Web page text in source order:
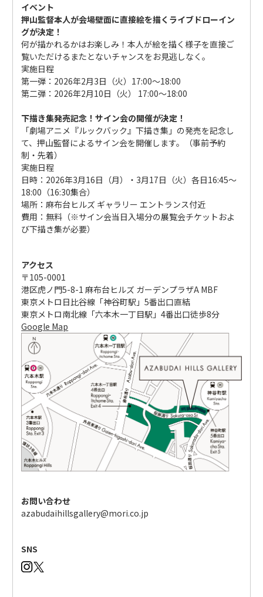
イベント
押山監督本人が会場壁面に直接絵を描くライブドローイン
グが決定！
何が描かれるかはお楽しみ！本人が絵を描く様子を直接ご
覧いただけるまたとないチャンスをお見逃しなく。
実施日程
第一弾：2026年2月3日（火）17:00〜18:00
第二弾：2026年2月10日（火） 17:00〜18:00
下描き集発売記念！サイン会の開催が決定！
「劇場アニメ『ルックバック』下描き集」の発売を記念し
て、押山監督によるサイン会を開催します。（事前予約
制・先着）
実施日程
日時：2026年3月16日（月）・3月17日（火）各日16:45〜
18:00（16:30集合）
場所：麻布台ヒルズ ギャラリー エントランス付近
費用：無料（※サイン会当日入場分の展覧会チケットおよ
び下描き集が必要）
アクセス
〒105-0001
港区虎ノ門5-8-1 麻布台ヒルズ ガーデンプラザA MBF
東京メトロ日比谷線「神谷町駅」5番出口直結
東京メトロ南北線「六本木一丁目駅」4番出口徒歩8分
Google Map
お問い合わせ
azabudaihillsgallery@mori.co.jp
SNS